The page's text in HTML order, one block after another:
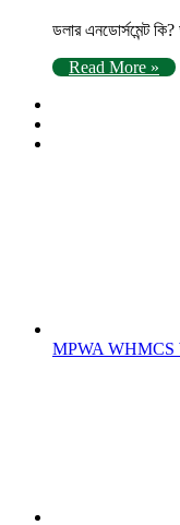
ডলার এনডোর্সমেন্ট
Read More »
MPWA WHMCS